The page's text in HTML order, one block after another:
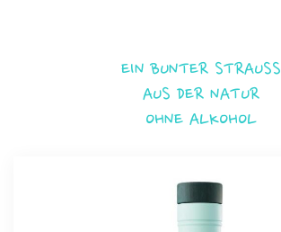
EIN BUNTER STRAUSS
AUS DER NATUR
OHNE ALKOHOL